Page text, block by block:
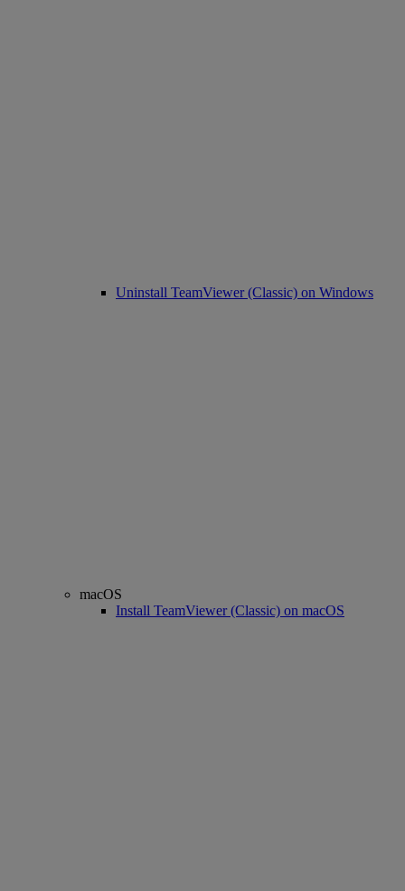
Uninstall TeamViewer (Classic) on Windows
macOS
Install TeamViewer (Classic) on macOS